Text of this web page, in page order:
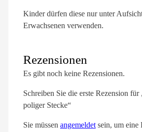
Kinder dürfen diese nur unter
Erwachsenen verwenden.
Rezensionen
Es gibt noch keine Rezensionen.
Schreiben Sie die erste Rezension
poliger Stecke“
Sie müssen angemeldet sein, um eine